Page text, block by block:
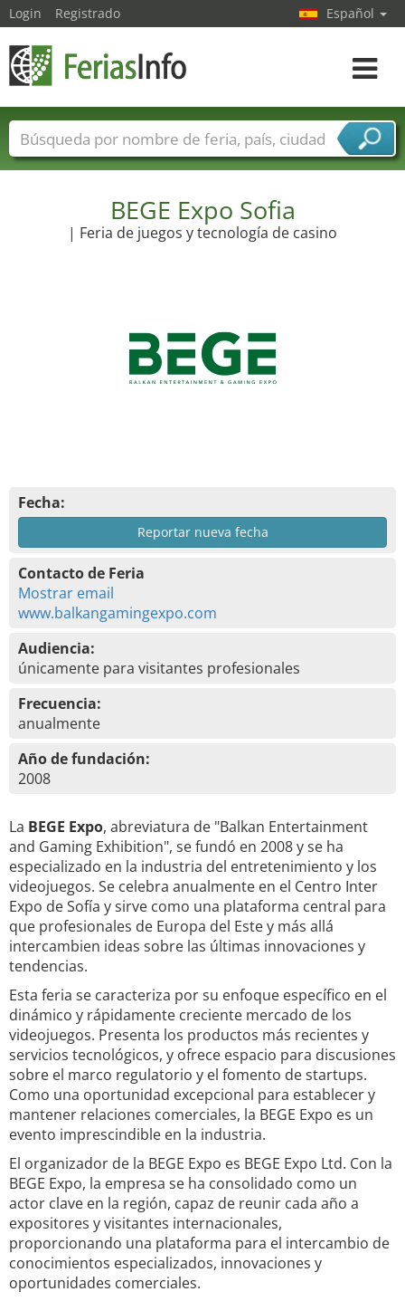
BEGE Expo Sofia
| Feria de juegos y tecnología de casino
Fecha:
Reportar nueva fecha
Contacto de Feria
Mostrar email
www.balkangamingexpo.com
Audiencia:
únicamente para visitantes profesionales
Frecuencia:
anualmente
Año de fundación:
2008
La BEGE Expo, abreviatura de "Balkan Entertainment
and Gaming Exhibition", se fundó en 2008 y se ha
especializado en la industria del entretenimiento y los
videojuegos. Se celebra anualmente en el Centro Inter
Expo de Sofía y sirve como una plataforma central para
que profesionales de Europa del Este y más allá
intercambien ideas sobre las últimas innovaciones y
tendencias.
Esta feria se caracteriza por su enfoque específico en el
dinámico y rápidamente creciente mercado de los
videojuegos. Presenta los productos más recientes y
servicios tecnológicos, y ofrece espacio para discusiones
sobre el marco regulatorio y el fomento de startups.
Como una oportunidad excepcional para establecer y
mantener relaciones comerciales, la BEGE Expo es un
evento imprescindible en la industria.
El organizador de la BEGE Expo es BEGE Expo Ltd. Con la
BEGE Expo, la empresa se ha consolidado como un
actor clave en la región, capaz de reunir cada año a
expositores y visitantes internacionales,
proporcionando una plataforma para el intercambio de
conocimientos especializados, innovaciones y
oportunidades comerciales.
Login Registrado Español
toggle
Nombres de ferias Países
Ciudades
Sectores de proveedor de servicios